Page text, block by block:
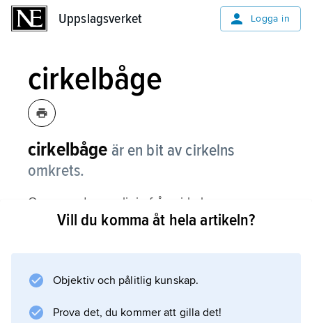
Uppslagsverket Logga in
cirkelbåge
cirkelbåge är en bit av cirkelns
omkrets.
Om man drar en linje från cirkelns
medelpunkt till cirkelbågens startpunkt så är
man en vinkel mellan de båda radierna. Den
v
Vill du komma åt hela artikeln?
Objektiv och pålitlig kunskap.
Prova det, du kommer att gilla det!